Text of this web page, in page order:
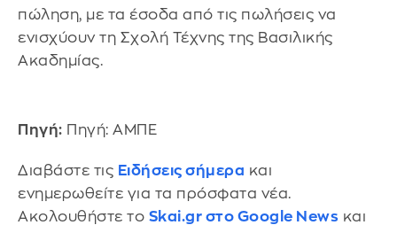
πώληση, με τα έσοδα από τις πωλήσεις να
ενισχύουν τη Σχολή Τέχνης της Βασιλικής
Ακαδημίας.
Πηγή: Πηγή: ΑΜΠΕ
Διαβάστε τις Ειδήσεις σήμερα και
ενημερωθείτε για τα πρόσφατα νέα.
Ακολουθήστε το Skai.gr στο Google News και